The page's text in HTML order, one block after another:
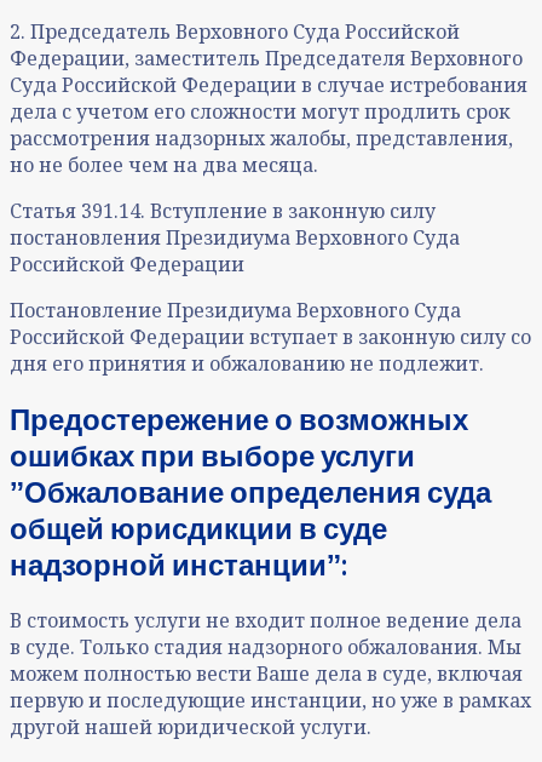
2. Председатель Верховного Суда Российской
Федерации, заместитель Председателя Верховного
Суда Российской Федерации в случае истребования
дела с учетом его сложности могут продлить срок
рассмотрения надзорных жалобы, представления,
но не более чем на два месяца.
Статья 391.14. Вступление в законную силу
постановления Президиума Верховного Суда
Российской Федерации
Постановление Президиума Верховного Суда
Российской Федерации вступает в законную силу со
дня его принятия и обжалованию не подлежит.
Предостережение о возможных
ошибках при выборе услуги
ˮОбжалование определения суда
общей юрисдикции в суде
надзорной инстанцииˮ:
В стоимость услуги не входит полное ведение дела
в суде. Только стадия надзорного обжалования. Мы
можем полностью вести Ваше дела в суде, включая
первую и последующие инстанции, но уже в рамках
другой нашей юридической услуги.